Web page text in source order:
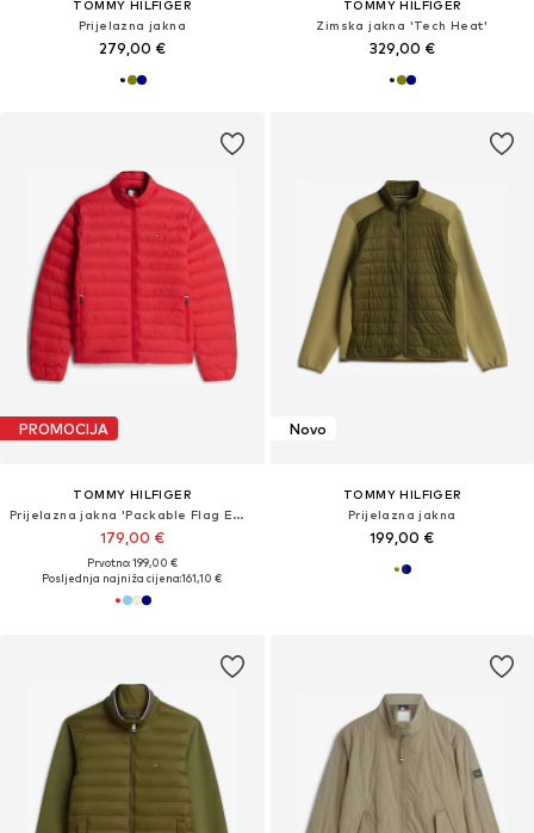
TOMMY HILFIGER
Prijelazna jakna
279,00 €
TOMMY HILFIGER
Zimska jakna 'Tech Heat'
329,00 €
PROMOCIJA
TOMMY HILFIGER
Prijelazna jakna 'Packable Flag Embroidery Padded'
179,00 €
Prvotno: 199,00 €
Posljednja najniža cijena:161,10 €
Novo
TOMMY HILFIGER
Prijelazna jakna
199,00 €